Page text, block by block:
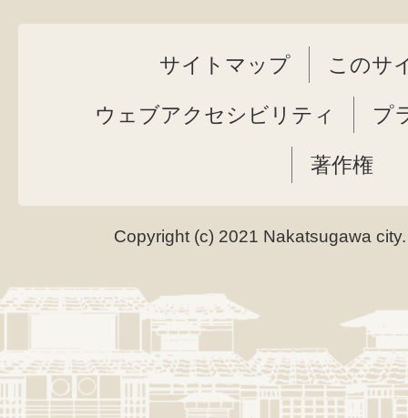
サイトマップ このサ
ウェブアクセシビリティ プ
著作権
Copyright (c) 2021 Nakatsugawa